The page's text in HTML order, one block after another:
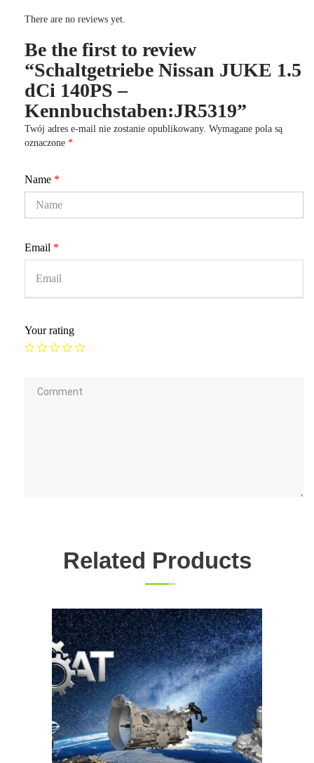
There are no reviews yet.
Be the first to review
“Schaltgetriebe Nissan JUKE 1.5
dCi 140PS –
Kennbuchstaben:JR5319”
Twój adres e-mail nie zostanie opublikowany. Wymagane pola są
oznaczone *
Name *
Email *
Your rating
Related Products